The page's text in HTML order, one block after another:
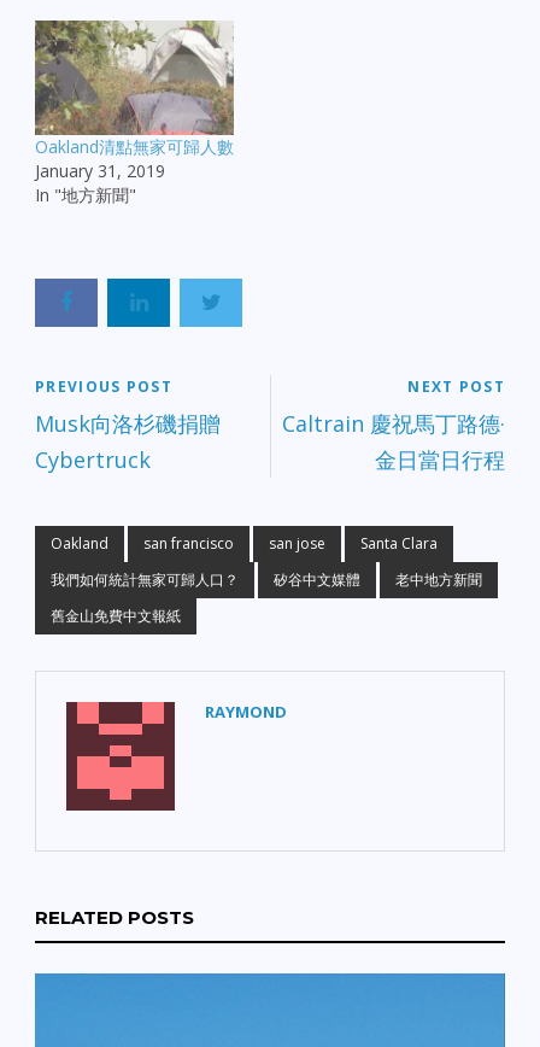
Oakland清點無家可歸人數
January 31, 2019
In "地方新聞"
PREVIOUS POST
Musk向洛杉磯捐贈
Cybertruck
NEXT POST
Caltrain 慶祝馬丁路德·
金日當日行程
Oakland san francisco san jose
Santa Clara
我們如何統計無家可歸人口？
矽谷中文媒體
老中地方新聞
舊金山免費中文報紙
RAYMOND
RELATED POSTS